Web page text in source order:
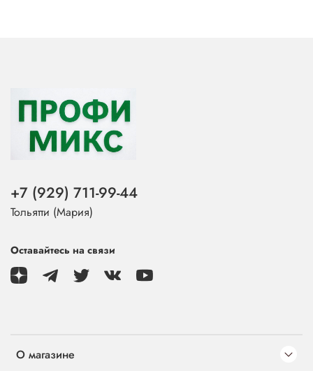
О магазине
+7 (929) 711-99-44
Тольятти (Мария)
Оставайтесь на связи